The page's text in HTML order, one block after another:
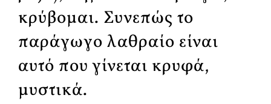
κρύβομαι. Συνεπώς το
παράγωγο λαθραίο είναι
αυτό που γίνεται κρυφά,
μυστικά.